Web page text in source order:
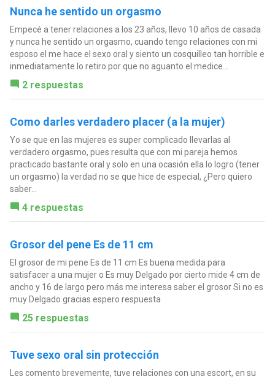
Nunca he sentido un orgasmo
Empecé a tener relaciones a los 23 años, llevo 10 años de casada
y nunca he sentido un orgasmo, cuando tengo relaciones con mi
esposo el me hace el sexo oral y siento un cosquilleo tan horrible e
inmediatamente lo retiro por que no aguanto el medice...
2 respuestas
Como darles verdadero placer (a la mujer)
Yo se que en las mujeres es super complicado llevarlas al
verdadero orgasmo, pues resulta que con mi pareja hemos
practicado bastante oral y solo en una ocasión ella lo logro (tener
un orgasmo) la verdad no se que hice de especial, ¿Pero quiero
saber...
4 respuestas
Grosor del pene Es de 11 cm
El grosor de mi pene Es de 11 cm Es buena medida para
satisfacer a una mujer o Es muy Delgado por cierto mide 4 cm de
ancho y 16 de largo pero más me interesa saber el grosor Si no es
muy Delgado gracias espero respuesta
25 respuestas
Tuve sexo oral sin protección
Les comento brevemente, tuve relaciones con una escort, en su